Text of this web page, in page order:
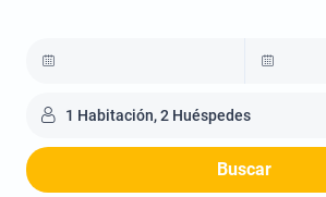
1 Habitación, 2 Huéspedes
Buscar